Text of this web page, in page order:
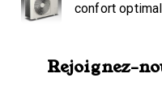
confort
Rejoignez-